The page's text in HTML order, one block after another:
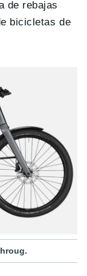
de rebajas
bicicletas de